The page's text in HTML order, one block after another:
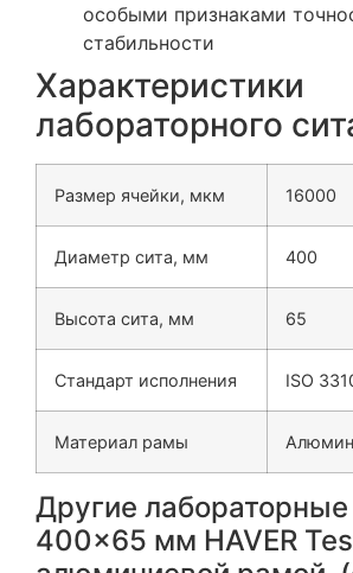
особыми признаками
стабильности
Характеристики
лабораторного
Размер ячейки, мкм 16000
Диаметр сита, мм 400
Высота сита, мм 65
Стандарт исполнения ISO
Материал рамы
Другие лабораторные
400×65 мм HAVER